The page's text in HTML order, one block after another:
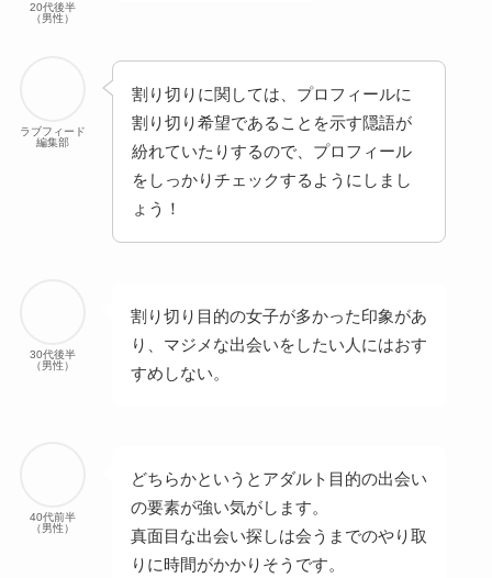
20代後半
（男性）
ラブフィード
編集部
割り切りに関しては、プロフィールに
割り切り希望であることを示す隠語が
紛れていたりするので、プロフィール
をしっかりチェックするようにしまし
ょう！
30代後半
（男性）
割り切り目的の女子が多かった印象があ
り、マジメな出会いをしたい人にはおす
すめしない。
40代前半
（男性）
どちらかというとアダルト目的の出会い
の要素が強い気がします。
真面目な出会い探しは会うまでのやり取
りに時間がかかりそうです。